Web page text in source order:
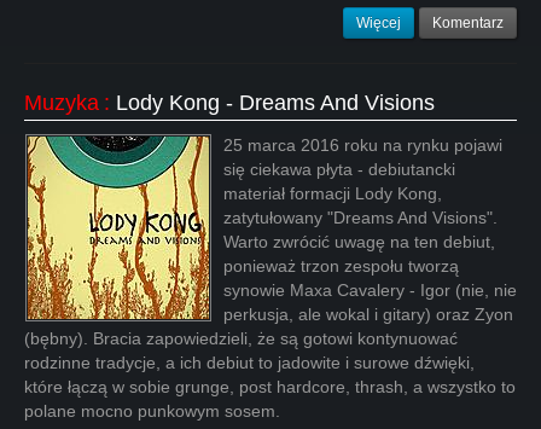
Więcej Komentarz
Muzyka : Lody Kong - Dreams And Visions
25 marca 2016 roku na rynku pojawi
się ciekawa płyta - debiutancki
materiał formacji Lody Kong,
zatytułowany "Dreams And Visions".
Warto zwrócić uwagę na ten debiut,
ponieważ trzon zespołu tworzą
synowie Maxa Cavalery - Igor (nie, nie
perkusja, ale wokal i gitary) oraz Zyon
(bębny). Bracia zapowiedzieli, że są gotowi kontynuować
rodzinne tradycje, a ich debiut to jadowite i surowe dźwięki,
które łączą w sobie grunge, post hardcore, thrash, a wszystko to
polane mocno punkowym sosem.